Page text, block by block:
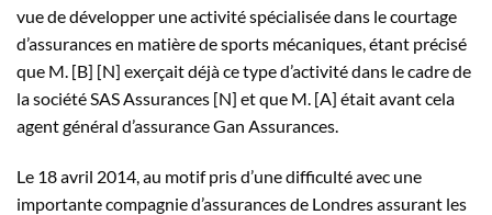
vue de développer une activité spécialisée dans le courtage
d’assurances en matière de sports mécaniques, étant précisé
que M. [B] [N] exerçait déjà ce type d’activité dans le cadre de
la société SAS Assurances [N] et que M. [A] était avant cela
agent général d’assurance Gan Assurances.
Le 18 avril 2014, au motif pris d’une difficulté avec une
importante compagnie d’assurances de Londres assurant les